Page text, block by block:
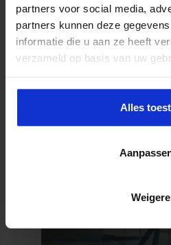
partners voor social media,
partners kunnen deze
informatie die u aan ze heeft
verzameld op basis van uw
Alles